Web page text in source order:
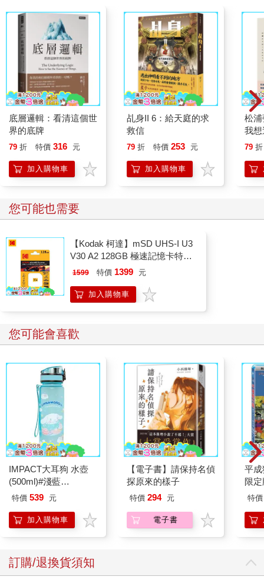
室內的裝潢極其華麗，但擺放的物品數量卻相當少，只有鋪在房
間正中央的一床被褥而已。被褥上躺著一名年老的男子。
「可恨，真是礙眼。」
男子轉動他凹陷眼窩裡的乾癟眼球，恨恨地這麼自言自語。然
而，宛如枯木那般細瘦的身軀，讓他的話語聽起來只像是無力的
被譽為是帝國裡最崇高的存在的他，過去身邊原本圍繞著許許多
多的人，但現在卻淪落到如此孤單淒涼的處境。這樣的情況，除
了諷刺以外，或許找不到其他形容詞了吧。
「陛下，能打擾您片刻嗎？」
這時，房間外頭傳來一個人聲。男子淡淡回了一句「無妨」之
裡。
男子再次轉動他的眼球望向這名青年。
對他來說，將三件式西裝極其自然地穿上身的這名褐髮青年，雖
然有些不好應付，但在這次的任務中是必要的一顆棋子。
「你有什麼事？」
對了，他有要求這顆棋子暫時「等著」。
男子試著喚起這陣子時常變得模糊的記憶，終於想起了青年今天
來到這裡的理由。
「是嗎？」
他簡短回應在自己枕邊叩首的青年。
準備工作馬上就要完成了，過不久……再過不久，男子就能夠排
除令他畏懼的一切。
「請您下達許可吧，敝人無法再繼續等待下去，應當讓萬物回歸
「──別太放肆，注意你的說話語氣。」
底層邏輯：看清這個世
界的底牌
79 折 特價 316 元
加入購物車
乩身II 6：給天庭的求
救信
79 折 特價 253 元
加入購物車
松浦
我
79 折
您可能也需要
【Kodak 柯達】mSD UHS-I U3
V30 A2 128GB 極速記憶卡特仕
版
1599 特價 1399 元
加入購物車
您可能會喜歡
IMPACT大耳狗 水壺
(500ml)#淺藍
IMCMB01LB
特價 539 元
加入購物車
【電子書】請保持名偵
探原來的樣子
特價 294 元
電子書
平
限
特價
訂購/退換貨須知